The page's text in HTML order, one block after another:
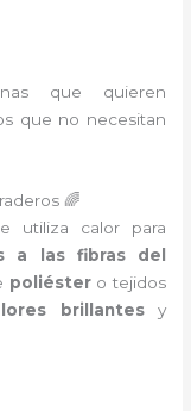
que quieren
que no necesitan
🌈
utiliza calor para
a las fibras del
poliéstero tejidos
brillantesy